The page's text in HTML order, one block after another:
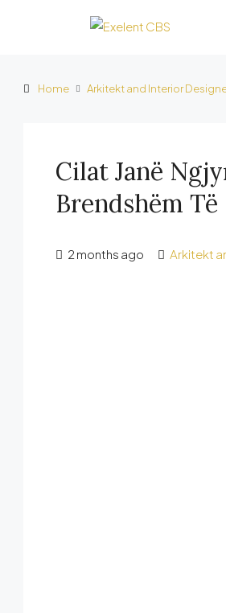
Home Arkitekt and Interior
Cilat Janë
Brendshëm
2 months ago Arkitekt